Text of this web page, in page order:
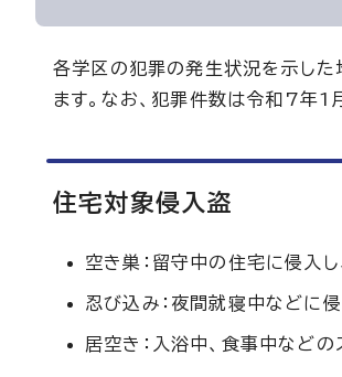
各学区の犯罪の発生状況を示した
ます。なお、犯罪件数は令和7年1
住宅対象侵入盗
空き巣：留守中の住宅に侵入
忍び込み：夜間就寝中などに
居空き：入浴中、食事中など